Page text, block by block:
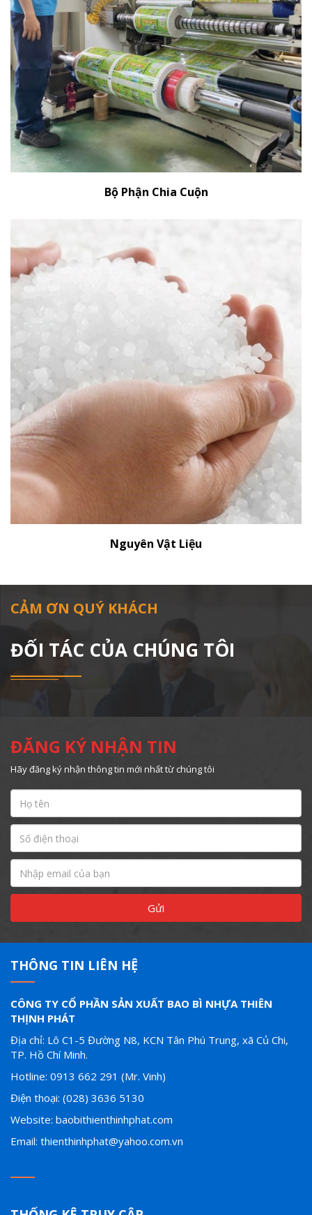
Bộ Phận Chia Cuộn
Nguyên Vật Liệu
CẢM ƠN QUÝ KHÁCH
ĐỐI TÁC CỦA CHÚNG TÔI
ĐĂNG KÝ NHẬN TIN
Hãy đăng ký nhận thông tin mới nhất từ chúng tôi
Gửi
THÔNG TIN LIÊN HỆ
CÔNG TY CỔ PHẦN SẢN XUẤT BAO BÌ NHỰA THIÊN
THỊNH PHÁT
Địa chỉ: Lô C1-5 Đường N8, KCN Tân Phú Trung, xã Củ Chi,
TP. Hồ Chí Minh.
Hotline: 0913 662 291 (Mr. Vinh)
Điện thoại: (028) 3636 5130
Website: baobithienthinhphat.com
Email: thienthinhphat@yahoo.com.vn